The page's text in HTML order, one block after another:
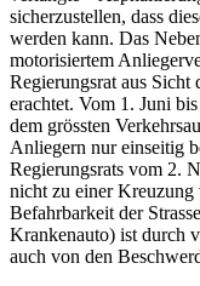
sicherzustellen, dass
werden kann. Das
motorisiertem
Regierungsrat aus Sicht
erachtet. Vom 1. Juni
dem grössten
Anliegern nur einseitig
Regierungsrats vom 2.
nicht zu einer
Befahrbarkeit der
Krankenauto) ist durch
auch von den